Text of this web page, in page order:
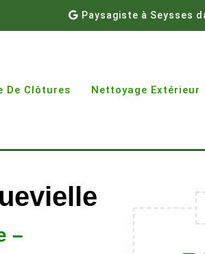
Paysagiste à Seysses
De Clôtures Nettoyage Extérieur
–